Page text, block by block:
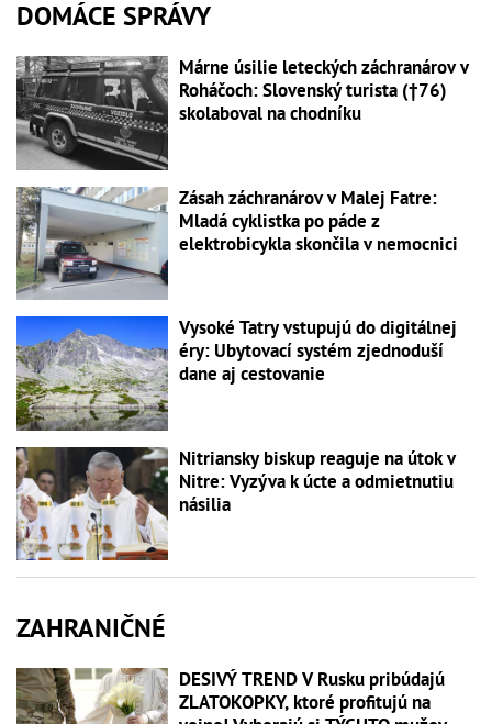
DOMÁCE SPRÁVY
Márne úsilie leteckých záchranárov v
Roháčoch: Slovenský turista (†76)
skolaboval na chodníku
Zásah záchranárov v Malej Fatre:
Mladá cyklistka po páde z
elektrobicykla skončila v nemocnici
Vysoké Tatry vstupujú do digitálnej
éry: Ubytovací systém zjednoduší
dane aj cestovanie
Nitriansky biskup reaguje na útok v
Nitre: Vyzýva k úcte a odmietnutiu
násilia
ZAHRANIČNÉ
DESIVÝ TREND V Rusku pribúdajú
ZLATOKOPKY, ktoré profitujú na